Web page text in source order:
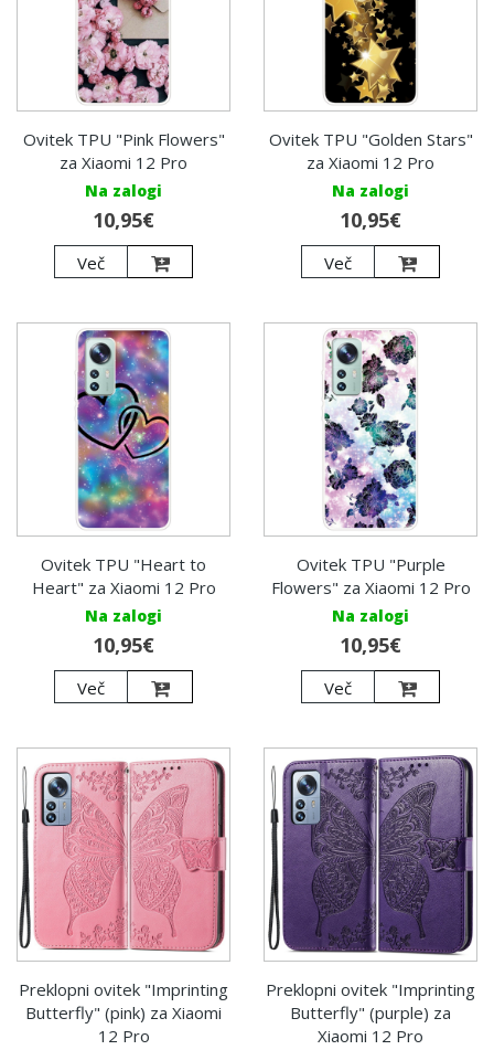
Ovitek TPU "Pink Flowers"
za Xiaomi 12 Pro
Na zalogi
10,95€
Več
Ovitek TPU "Golden Stars"
za Xiaomi 12 Pro
Na zalogi
10,95€
Več
Ovitek TPU "Heart to
Heart" za Xiaomi 12 Pro
Na zalogi
10,95€
Več
Ovitek TPU "Purple
Flowers" za Xiaomi 12 Pro
Na zalogi
10,95€
Več
Preklopni ovitek "Imprinting
Butterfly" (pink) za Xiaomi
12 Pro
Preklopni ovitek "Imprinting
Butterfly" (purple) za
Xiaomi 12 Pro